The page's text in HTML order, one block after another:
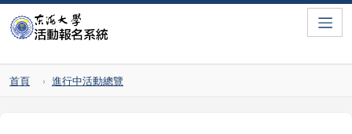
首頁 進行中活動總覽